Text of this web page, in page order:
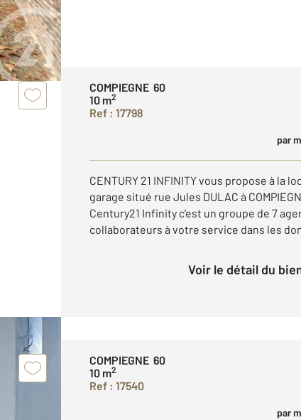
COMPIEGNE 60
10 m2
Ref : 17798
par
CENTURY 21 INFINITY vous propose à la
garage situé rue Jules DULAC à
Century21 Infinity c'est un groupe de 7
collaborateurs à votre service dans les
Voir le détail du
COMPIEGNE 60
10 m2
Ref : 17540
par